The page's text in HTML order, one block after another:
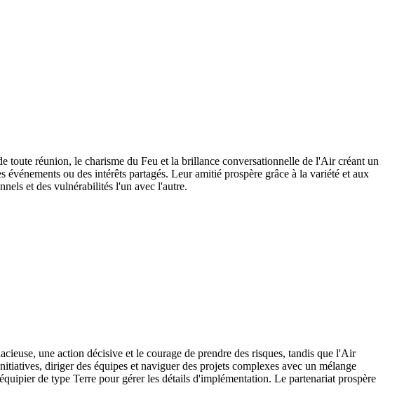
toute réunion, le charisme du Feu et la brillance conversationnelle de l'Air créant un
ou des intérêts partagés. Leur amitié prospère grâce à la variété et aux
et des vulnérabilités l'un avec l'autre.
une action décisive et le courage de prendre des risques, tandis que l'Air
diriger des équipes et naviguer des projets complexes avec un mélange
de type Terre pour gérer les détails d'implémentation. Le partenariat prospère